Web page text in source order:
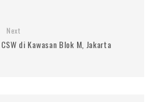
Next
di Kawasan Blok M, Jakarta